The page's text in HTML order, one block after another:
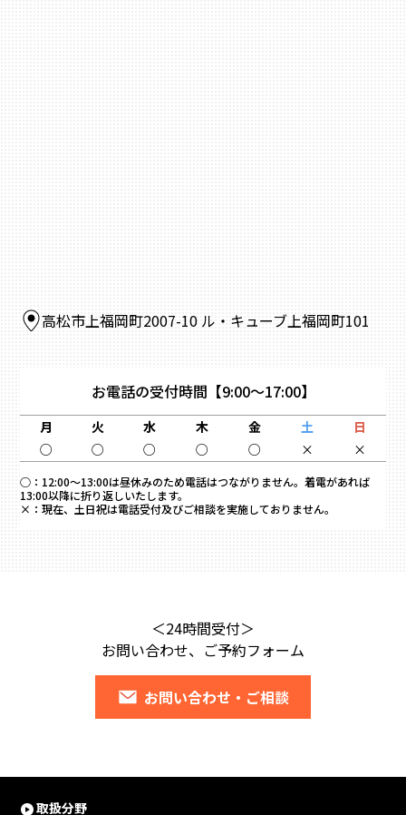
高松市上福岡町2007-10 ル・キューブ上福岡町101
お電話の受付時間 【9:00～17:00】
月 火 水 木 金 土
日
○
○ ○ ○ ○ × ×
○： 12:00～13:00は昼休みのため電話はつながりません。着電があれば
13:00以降に折り返しいたします。
×： 現在、土日祝は電話受付及びご相談を実施しておりません。
＜24時間受付＞
お問い合わせ、ご予約フォーム
お問い合わせ・ご相談
取扱分野